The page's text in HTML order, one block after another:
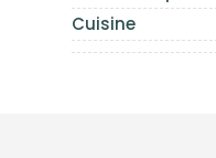
Cuisine